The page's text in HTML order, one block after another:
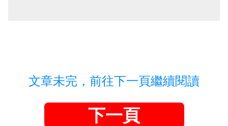
文章未完，前往下一頁繼續閱讀
下一頁